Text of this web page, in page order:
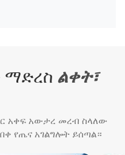
ማድረስ ልቀት፣
አቀፍ አውታረ መረብ ስላለው
የጤና አገልግሎት ይሰጣል።